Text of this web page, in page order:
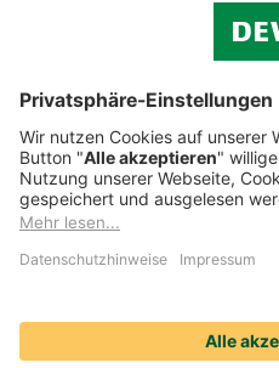
Cookie-Einstellungen
Datenschutz
Impressum
Streitbeilegung
Nutzungshinweise
Compliance